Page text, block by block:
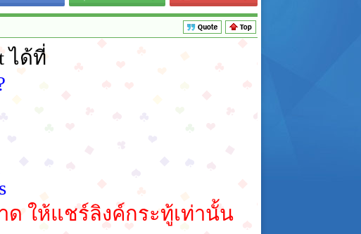
ได้ที่
ด ให้แชร์ลิงค์กระทู้เท่านั้น